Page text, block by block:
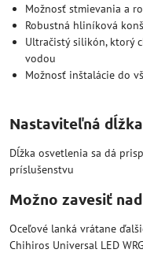
Možnosť stmievania a
Robustná hliníková
Ultračistý silikón, ktorý
vodou
Možnosť inštalácie do
Nastaviteľná
Dĺžka osvetlenia sa dá
príslušenstvu
Možno zavesiť
Oceľové lanká vrátane
Chihiros Universal LED